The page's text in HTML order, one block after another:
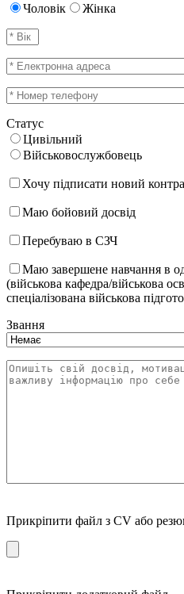
Чоловік Жінка
Статус
Цивільний
Військовослужбовець
Хочу підписати новий
Маю бойовий досвід
Перебуваю в СЗЧ
Маю завершене навчання в
(військова кафедра/військова
спеціалізована військова
Звання
Прикріпити файл з CV або